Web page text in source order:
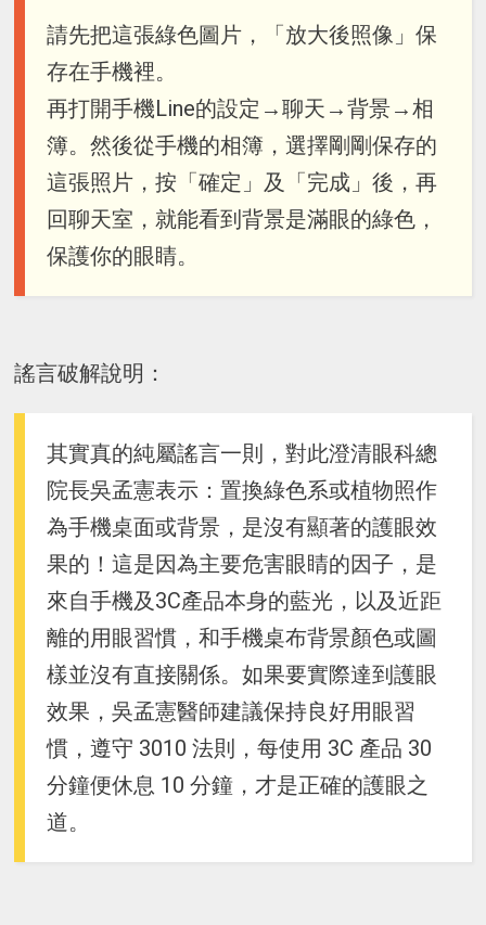
請先把這張綠色圖片，「放大後照像」保
存在手機裡。
再打開手機Line的設定→聊天→背景→相
簿。然後從手機的相簿，選擇剛剛保存的
這張照片，按「確定」及「完成」後，再
回聊天室，就能看到背景是滿眼的綠色，
保護你的眼睛。
謠言破解說明：
其實真的純屬謠言一則，對此澄清眼科總
院長吳孟憲表示：置換綠色系或植物照作
為手機桌面或背景，是沒有顯著的護眼效
果的！這是因為主要危害眼睛的因子，是
來自手機及3C產品本身的藍光，以及近距
離的用眼習慣，和手機桌布背景顏色或圖
樣並沒有直接關係。如果要實際達到護眼
效果，吳孟憲醫師建議保持良好用眼習
慣，遵守 3010 法則，每使用 3C 產品 30
分鐘便休息 10 分鐘，才是正確的護眼之
道。